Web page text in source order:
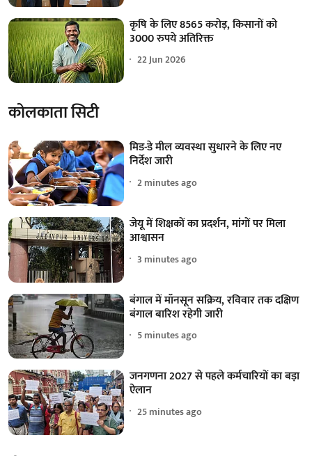
कृषि के लिए 8565 करोड़, किसानों को
3000 रुपये अतिरिक्त
22 Jun 2026
कोलकाता सिटी
मिड-डे मील व्यवस्था सुधारने के लिए नए
निर्देश जारी
2 minutes ago
जेयू में शिक्षकों का प्रदर्शन, मांगों पर मिला
आश्वासन
3 minutes ago
बंगाल में मॉनसून सक्रिय, रविवार तक दक्षिण
बंगाल बारिश रहेगी जारी
5 minutes ago
जनगणना 2027 से पहले कर्मचारियों का बड़ा
ऐलान
25 minutes ago